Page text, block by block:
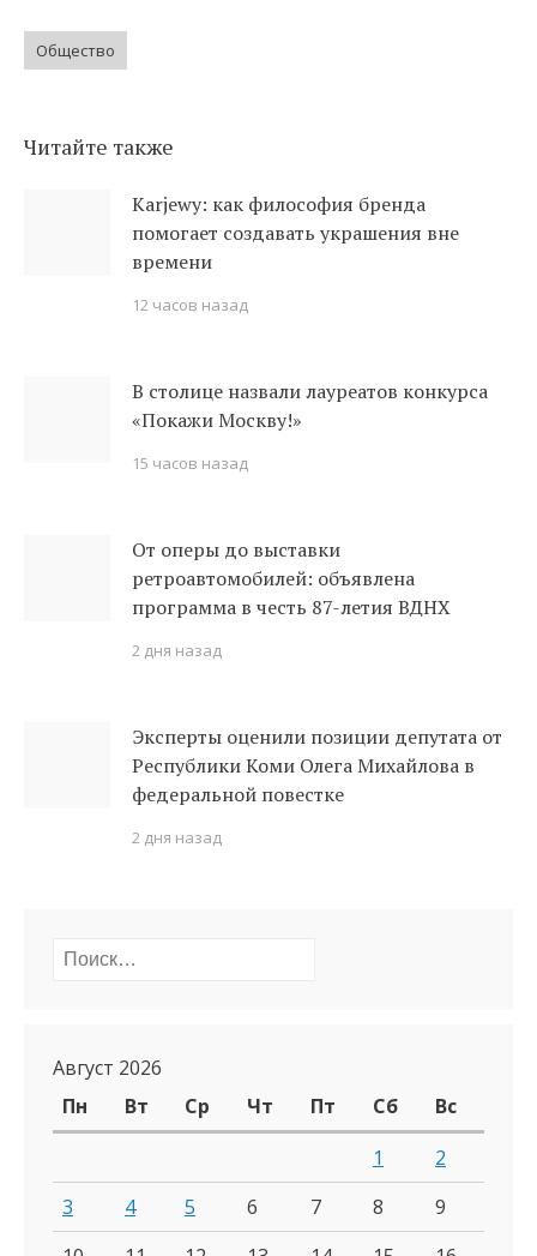
Общество
Читайте также
Karjewy: как философия бренда
помогает создавать украшения вне
времени
12 часов назад
В столице назвали лауреатов конкурса
«Покажи Москву!»
15 часов назад
От оперы до выставки
ретроавтомобилей: объявлена
программа в честь 87-летия ВДНХ
2 дня назад
Эксперты оценили позиции депутата от
Республики Коми Олега Михайлова в
федеральной повестке
2 дня назад
Найти:
Август 2026
Пн
Вт Ср Чт Пт Сб
Вс
1
2
3
4 5 6 7 8
9